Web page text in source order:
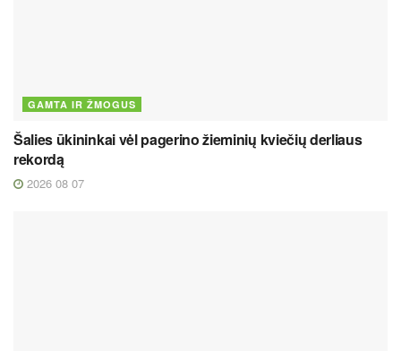
GAMTA IR ŽMOGUS
Šalies ūkininkai vėl pagerino žieminių kviečių derliaus
rekordą
2026 08 07